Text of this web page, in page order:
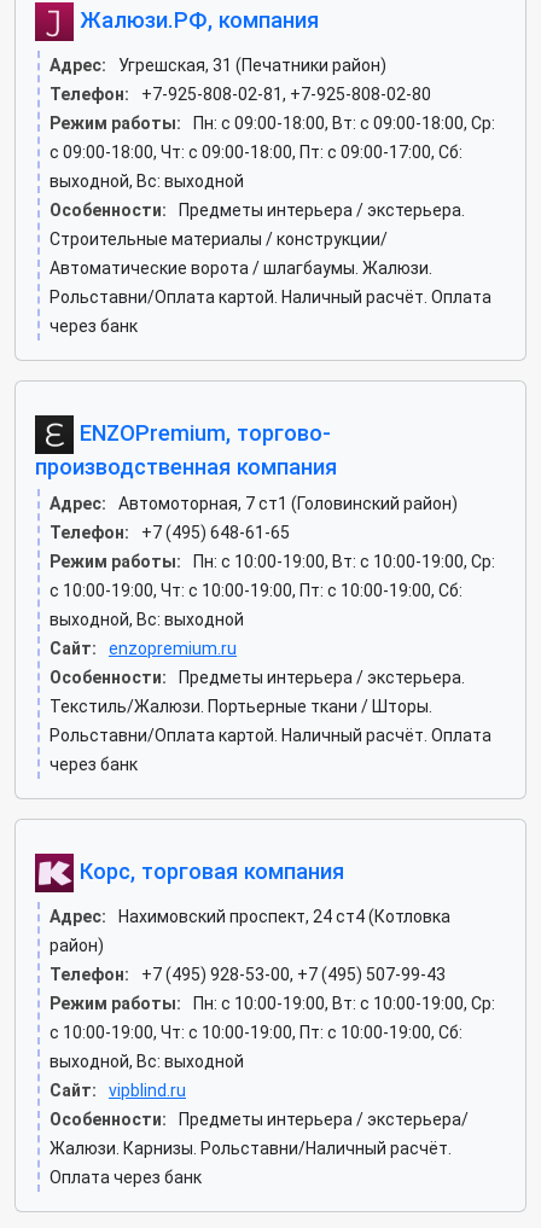
Жалюзи.РФ, компания
Адрес:
Угрешская, 31 (Печатники район)
Телефон:
+7-925-808-02-81, +7-925-808-02-80
Режим работы:
Пн: c 09:00-18:00, Вт: c 09:00-18:00, Ср:
c 09:00-18:00, Чт: c 09:00-18:00, Пт: c 09:00-17:00, Сб:
выходной, Вс: выходной
Особенности:
Предметы интерьера / экстерьера.
Строительные материалы / конструкции/
Автоматические ворота / шлагбаумы. Жалюзи.
Рольставни/Оплата картой. Наличный расчёт. Оплата
через банк
ENZOPremium, торгово-
производственная компания
Адрес:
Автомоторная, 7 ст1 (Головинский район)
Телефон:
+7 (495) 648-61-65
Режим работы:
Пн: c 10:00-19:00, Вт: c 10:00-19:00, Ср:
c 10:00-19:00, Чт: c 10:00-19:00, Пт: c 10:00-19:00, Сб:
выходной, Вс: выходной
Сайт:
enzopremium.ru
Особенности:
Предметы интерьера / экстерьера.
Текстиль/Жалюзи. Портьерные ткани / Шторы.
Рольставни/Оплата картой. Наличный расчёт. Оплата
через банк
Корс, торговая компания
Адрес:
Нахимовский проспект, 24 ст4 (Котловка
район)
Телефон:
+7 (495) 928-53-00, +7 (495) 507-99-43
Режим работы:
Пн: c 10:00-19:00, Вт: c 10:00-19:00, Ср:
c 10:00-19:00, Чт: c 10:00-19:00, Пт: c 10:00-19:00, Сб:
выходной, Вс: выходной
Сайт:
vipblind.ru
Особенности:
Предметы интерьера / экстерьера/
Жалюзи. Карнизы. Рольставни/Наличный расчёт.
Оплата через банк